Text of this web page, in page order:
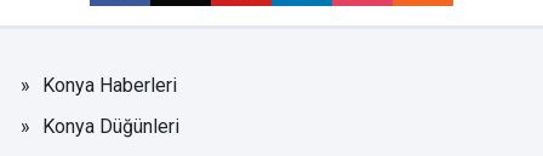
Konya Haberleri
Konya Düğünleri